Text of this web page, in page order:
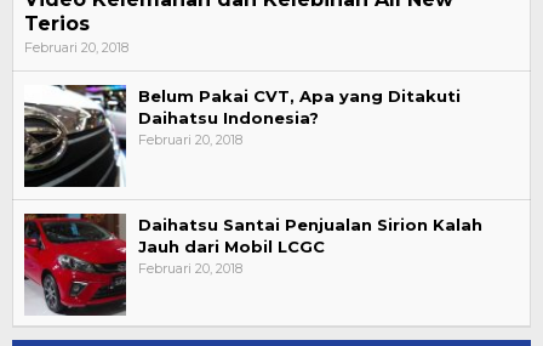
Terios
Februari 20, 2018
Belum Pakai CVT, Apa yang Ditakuti
Daihatsu Indonesia?
Februari 20, 2018
Daihatsu Santai Penjualan Sirion Kalah
Jauh dari Mobil LCGC
Februari 20, 2018